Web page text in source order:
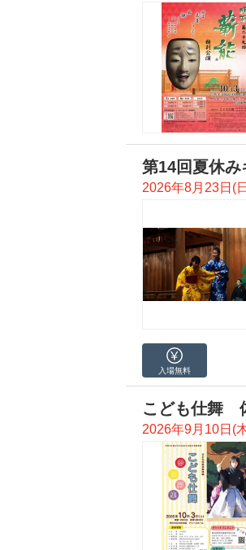
第14回夏休
2026年8月23日(
入場無料
こども仕舞
2026年9月10日(